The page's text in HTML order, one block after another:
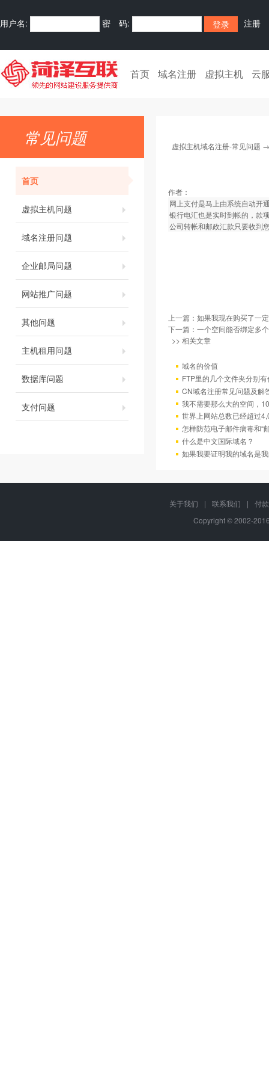
用户名: 密 码: 注册
首页 域名注册 虚拟主机 云
常见问题
首页
虚拟主机问题
域名注册问题
企业邮局问题
网站推广问题
其他问题
主机租用问题
数据库问题
支付问题
虚拟主机域名注册-常见问题
作者：
网上支付是马上由系统自动开
银行电汇也是实时到帐的，款
公司转帐和邮政汇款只要收到
上一篇： 如果我现在购买了一
下一篇： 一个空间能否绑定多
>> 相关文章
域名的价值
FTP里的几个文件夹分别
CN域名注册常见问题及解
我不需要那么大的空间，
世界上网站总数已经超过
怎样防范电子邮件病毒和“
什么是中文国际域名？
如果我要证明我的域名是
关于我们 | 联系我们 |
付
Copyright © 2002-